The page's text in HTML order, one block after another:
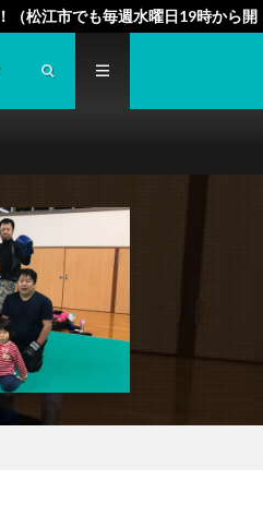
（松江市でも毎週水曜日19時から開